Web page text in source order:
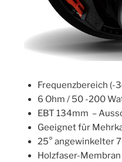
Frequenzbereich (-
6 Ohm / 50 -200
EBT 134mm –
Geeignet für
25° angewinkelter
Holzfaser-